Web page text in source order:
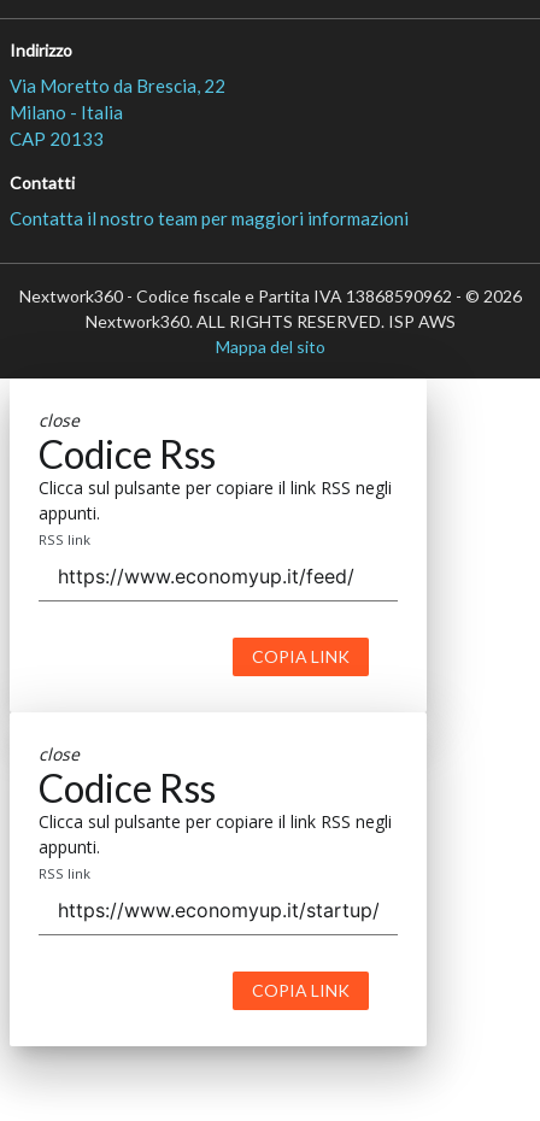
Indirizzo
Via Moretto da Brescia, 22
Milano - Italia
CAP 20133
Contatti
Contatta il nostro team per maggiori informazioni
Nextwork360 - Codice fiscale e Partita IVA 13868590962 - © 2026
Nextwork360. ALL RIGHTS RESERVED. ISP AWS
Mappa del sito
close
Codice Rss
Clicca sul pulsante per copiare il link RSS negli
appunti.
RSS link
COPIA LINK
close
Codice Rss
Clicca sul pulsante per copiare il link RSS negli
appunti.
RSS link
COPIA LINK